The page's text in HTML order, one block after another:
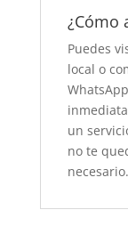
¿Cómo
Puedes
local o
un
no te
necesario.